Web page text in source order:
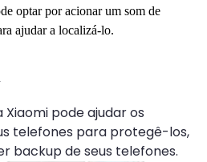
optar por acionar um som de
ajudar a localizá-lo.
Xiaomi pode ajudar os
telefones para protegê-los,
backup de seus telefones.